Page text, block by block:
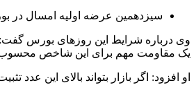
سیزدهمین عرضه اولیه امسال در
یک مقاومت مهم برای این شاخص
او افزود: اگر بازار بتواند بالای این